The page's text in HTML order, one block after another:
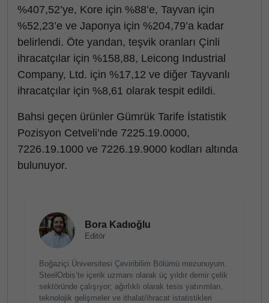
%407,52’ye, Kore için %88’e, Tayvan için
%52,23’e ve Japonya için %204,79’a kadar
belirlendi. Öte yandan, teşvik oranları Çinli
ihracatçılar için %158,88, Leicong Industrial
Company, Ltd. için %17,12 ve diğer Tayvanlı
ihracatçılar için %8,61 olarak tespit edildi.
Bahsi geçen ürünler Gümrük Tarife İstatistik
Pozisyon Cetveli’nde 7225.19.0000,
7226.19.1000 ve 7226.19.9000 kodları altında
bulunuyor.
Bora Kadıoğlu
Editör
Boğaziçi Üniversitesi Çeviribilim Bölümü mezunuyum.
SteelOrbis’te içerik uzmanı olarak üç yıldır demir çelik
sektöründe çalışıyor; ağırlıklı olarak tesis yatırımları,
teknolojik gelişmeler ve ithalat/ihracat istatistikleri